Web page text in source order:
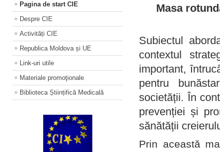
Pagina de start CIE
Despre CIE
Activități CIE
Republica Moldova și UE
Link-uri utile
Materiale promoţionale
Biblioteca Științifică Medicală
Masa
Subiectul
contextul
important,
pentru
societății. În
prevenției și
sănătății
Prin această